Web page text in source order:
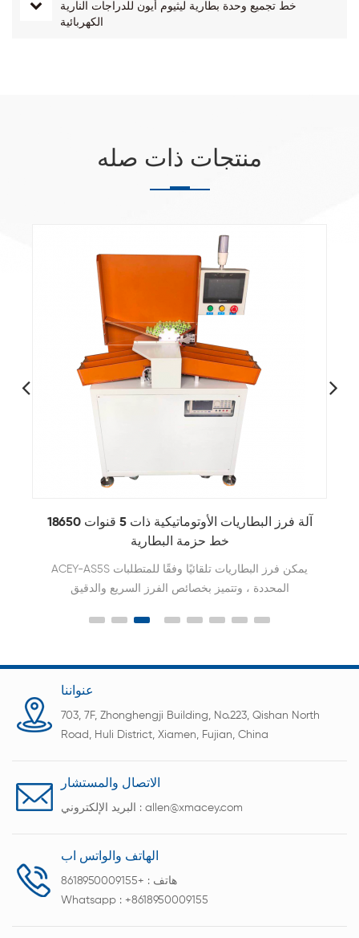
خط تجميع وحدة بطارية ليثيوم أيون للدراجات النارية
الكهربائية
منتجات ذات صله
آلة فرز البطاريات الأوتوماتيكية ذات 5 قنوات 18650
خط حزمة البطارية
ACEY-AS5S يمكن فرز البطاريات تلقائيًا وفقًا للمتطلبات
المحددة ، وتتميز بخصائص الفرز السريع والدقيق
عنواننا
703, 7F, Zhonghengji Building, No.223, Qishan North
Road, Huli District, Xiamen, Fujian, China
الاتصال والمستشار
البريد الإلكتروني : allen@xmacey.com
الهاتف والواتس اب
هاتف : +8618950009155
Whatsapp : +8618950009155